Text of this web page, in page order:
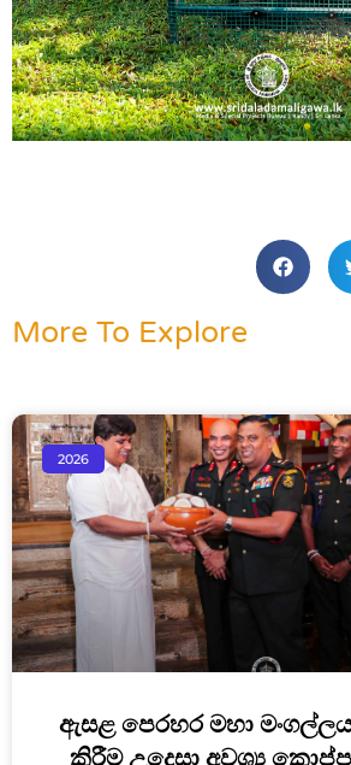
More To Explore
2026
ඇසළ පෙරහර මහා